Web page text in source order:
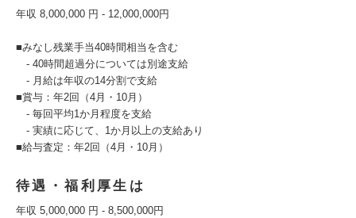
年収 8,000,000 円 - 12,000,000円
■みなし残業手当40時間相当を含む
- 40時間超過分については別途支給
- 月給は年収の14分割で支給
■賞与：年2回（4月・10月）
- 毎回平均1か月程度を支給
- 実績に応じて、1か月以上の支給あり
■給与査定：年2回（4月・10月）
待遇・福利厚生は
年収 5,000,000 円 - 8,500,000円